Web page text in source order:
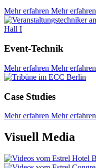
Mehr erfahren Mehr erfahren
Event-Technik
Mehr erfahren Mehr erfahren
Case Studies
Mehr erfahren Mehr erfahren
Visuell Media